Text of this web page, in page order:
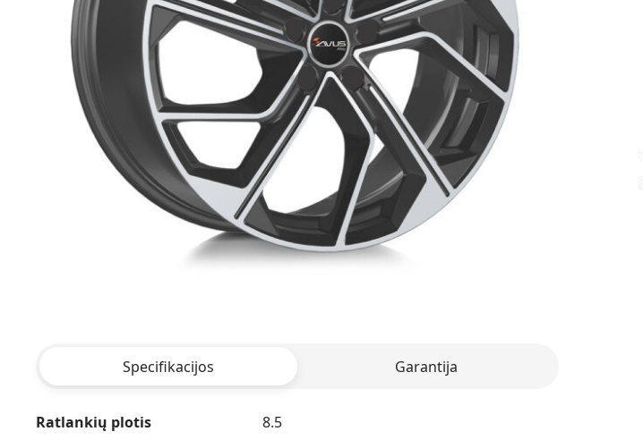
Specifikacijos Garantija
Ratlankių plotis
8.5